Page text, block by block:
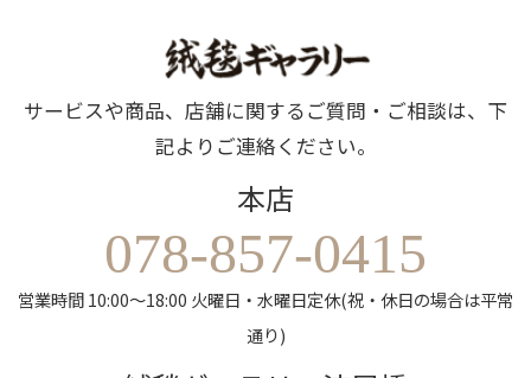
サービスや商品、店舗に関するご質問・ご相談は、下
記よりご連絡ください。
本店
078-857-0415
営業時間 10:00～18:00 火曜日・水曜日定休(祝・休日の場合は平常
通り)